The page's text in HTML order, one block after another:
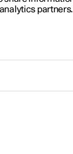
partners.